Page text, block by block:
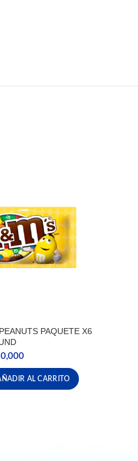
PAQUETE X6
PEANUTS PAQUETE X6 UND
AL CARRITO